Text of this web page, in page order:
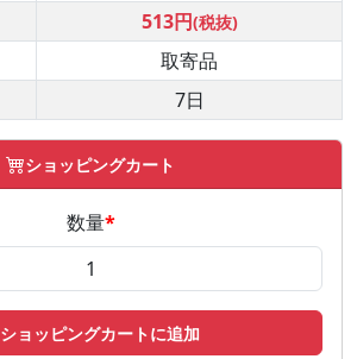
513円(税抜)
取寄品
7日
ショッピングカート
数量*
ショッピングカートに追加